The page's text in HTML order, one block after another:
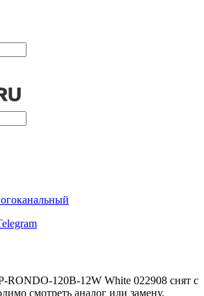
RONDO-120B-12W White 022908 снят с
смотреть аналог или замену.